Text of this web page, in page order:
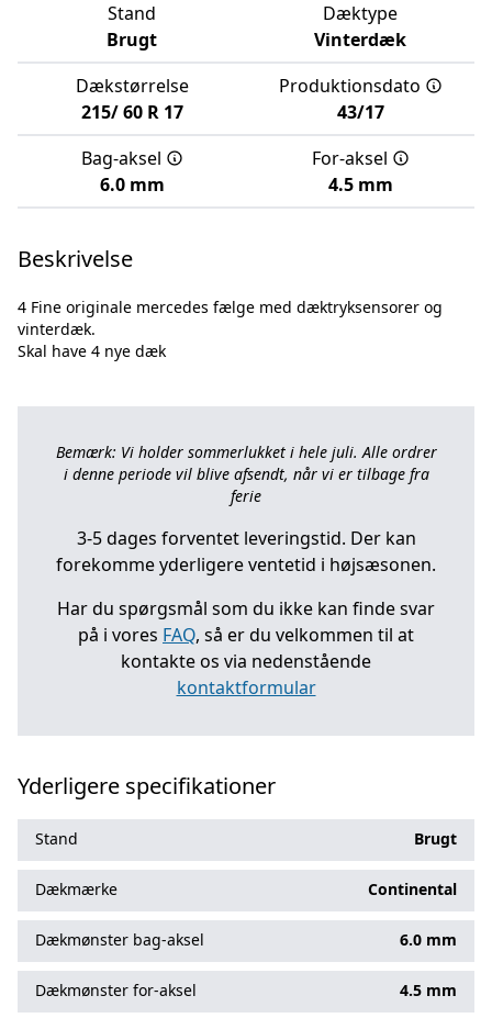
Stand
Brugt
Dæktype
Vinterdæk
Dækstørrelse
215/ 60 R 17
Produktionsdato
43/17
Bag-aksel
6.0 mm
For-aksel
4.5 mm
Beskrivelse
4 Fine originale mercedes fælge med dæktryksensorer og
vinterdæk.
Bemærk: Vi holder sommerlukket i hele juli. Alle ordrer
i denne periode vil blive afsendt, når vi er tilbage fra
ferie
3-5 dages forventet leveringstid. Der kan
forekomme yderligere ventetid i højsæsonen.
Har du spørgsmål som du ikke kan finde svar
på i vores FAQ, så er du velkommen til at
kontakte os via nedenstående
kontaktformular
Yderligere specifikationer
Stand Brugt
Dækmærke Continental
Dækmønster bag-aksel 6.0 mm
Dækmønster for-aksel 4.5 mm